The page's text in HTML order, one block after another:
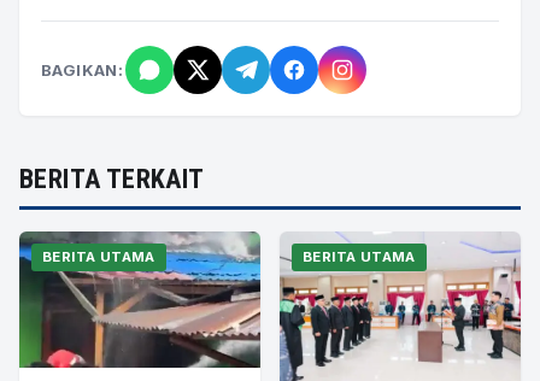
BAGIKAN:
BERITA TERKAIT
BERITA UTAMA BERITA UTAMA